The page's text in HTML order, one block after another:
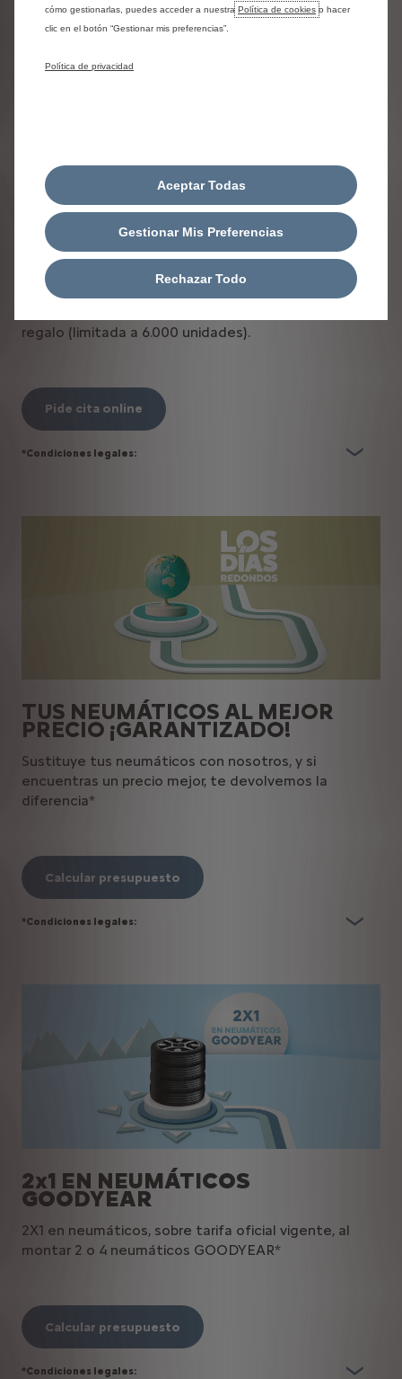
AMBIENTE LIMPIO,
CONDUCCIÓN SEGURA
Esta primavera, aire sano y limpio en tu vehículo.
Consigue tu tratamiento higienizante airco well®
regalo (limitada a 6.000 unidades).
Pide cita online
*Condiciones legales:
TUS NEUMÁTICOS AL MEJOR
PRECIO ¡GARANTIZADO!
Sustituye tus neumáticos con nosotros, y si
encuentras un precio mejor, te devolvemos la
diferencia*
Calcular presupuesto
*Condiciones legales:
2x1 EN NEUMÁTICOS
GOODYEAR
2X1 en neumáticos, sobre tarifa oficial vigente, al
montar 2 o 4 neumáticos GOODYEAR*
Calcular presupuesto
*Condiciones legales:
cómo gestionarlas, puedes acceder a nuestra Política de cookies o hacer
clic en el botón “Gestionar mis preferencias”.
Política de privacidad
Gestionar Mis Preferencias
Aceptar Todas
Rechazar Todo